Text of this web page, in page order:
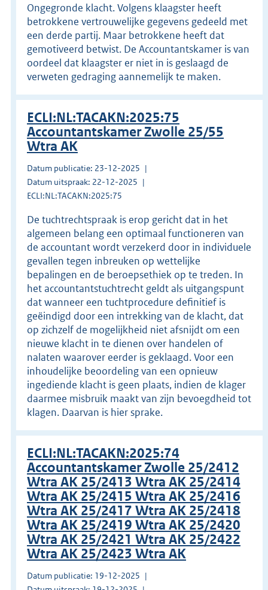
Ongegronde klacht. Volgens klaagster heeft
betrokkene vertrouwelijke gegevens gedeeld met
een derde partij. Maar betrokkene heeft dat
gemotiveerd betwist. De Accountantskamer is van
oordeel dat klaagster er niet in is geslaagd de
verweten gedraging aannemelijk te maken.
ECLI:NL:TACAKN:2025:75
Accountantskamer Zwolle 25/55
Wtra AK
Datum publicatie: 23-12-2025
Datum uitspraak: 22-12-2025
ECLI:NL:TACAKN:2025:75
De tuchtrechtspraak is erop gericht dat in het
algemeen belang een optimaal functioneren van
de accountant wordt verzekerd door in individuele
gevallen tegen inbreuken op wettelijke
bepalingen en de beroepsethiek op te treden. In
het accountantstuchtrecht geldt als uitgangspunt
dat wanneer een tuchtprocedure definitief is
geëindigd door een intrekking van de klacht, dat
op zichzelf de mogelijkheid niet afsnijdt om een
nieuwe klacht in te dienen over handelen of
nalaten waarover eerder is geklaagd. Voor een
inhoudelijke beoordeling van een opnieuw
ingediende klacht is geen plaats, indien de klager
daarmee misbruik maakt van zijn bevoegdheid tot
klagen. Daarvan is hier sprake.
ECLI:NL:TACAKN:2025:74
Accountantskamer Zwolle 25/2412
Wtra AK 25/2413 Wtra AK 25/2414
Wtra AK 25/2415 Wtra AK 25/2416
Wtra AK 25/2417 Wtra AK 25/2418
Wtra AK 25/2419 Wtra AK 25/2420
Wtra AK 25/2421 Wtra AK 25/2422
Wtra AK 25/2423 Wtra AK
Datum publicatie: 19-12-2025